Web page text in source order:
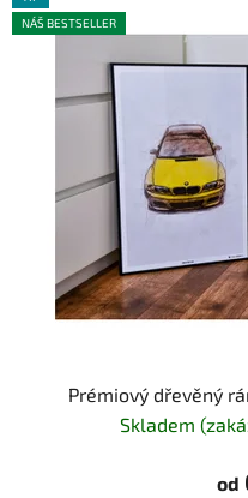
NÁŠ BESTSELLER
Prémiový dřevěný
Skladem
od